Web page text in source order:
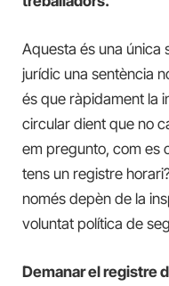
Aquesta és una única
jurídic una sentència
és que ràpidament la
circular dient que no
em pregunto, com es
tens un registre
només depèn de la
voluntat política de
Demanar el registre